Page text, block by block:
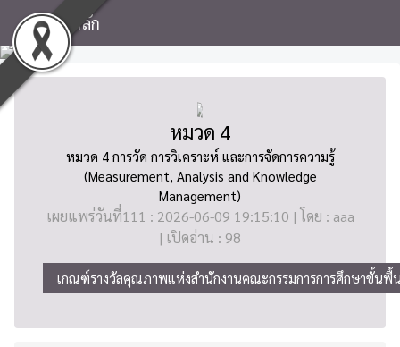
หน้าหลัก
หมวด 4
หมวด 4 การวัด การวิเคราะห์ และการจัดการความรู้
(Measurement, Analysis and Knowledge
Management)
เผยแพร่วันที่111 : 2026-06-09 19:15:10 | โดย : aaa
| เปิดอ่าน : 98
เกณฑ์รางวัลคุณภาพแห่งสำนักงานคณะกรรมการการศึกษาขั้นพื้น